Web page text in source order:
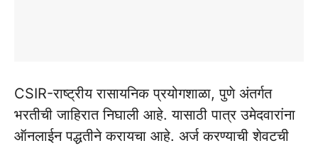
CSIR-राष्ट्रीय रासायनिक प्रयोगशाळा, पुणे अंतर्गत
भरतीची जाहिरात निघाली आहे. यासाठी पात्र उमेदवारांना
ऑनलाईन पद्धतीने करायचा आहे. अर्ज करण्याची शेवटची